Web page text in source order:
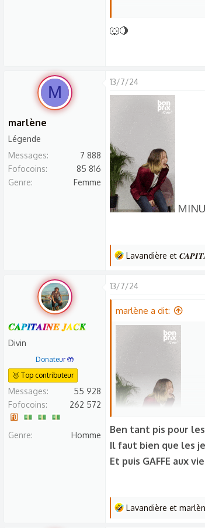
Le ou la
🐺🌖
M
marlène
Légende
Messages
7 888
Fofocoins
85 816
Genre
Femme
13/7/24
L
s
é
n
s
Lavandière et
𝑪𝑨𝑷𝑰𝑻𝑨𝑰𝑵𝑬 𝑱𝑨𝑪𝑲
Divin
Donateur 🤲
🥇 Top contributeur
Messages
55 928
Fofocoins
262 572
Genre Homme
13/7/24
marlène a dit:
Ben tant pis pour
Il faut bien que les
Et puis GAFFE aux
LLavandière et